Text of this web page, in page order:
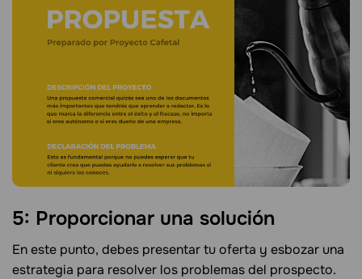
5: Proporcionar una solución
En este punto, debes presentar tu oferta y esbozar una
estrategia para resolver los problemas del prospecto.